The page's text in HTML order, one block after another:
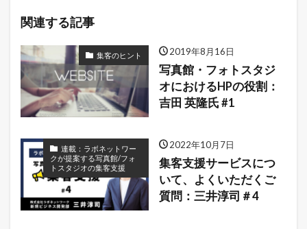
関連する記事
集客のヒント 2019年8月16日
写真館・フォトスタジ
オにおけるHPの役割：
吉田 英隆氏 #1
連載：ラボネットワー
クが提案する写真館/フォ
トスタジオの集客支援
2022年10月7日
集客支援サービスにつ
いて、よくいただくご
質問：三井淳司＃4